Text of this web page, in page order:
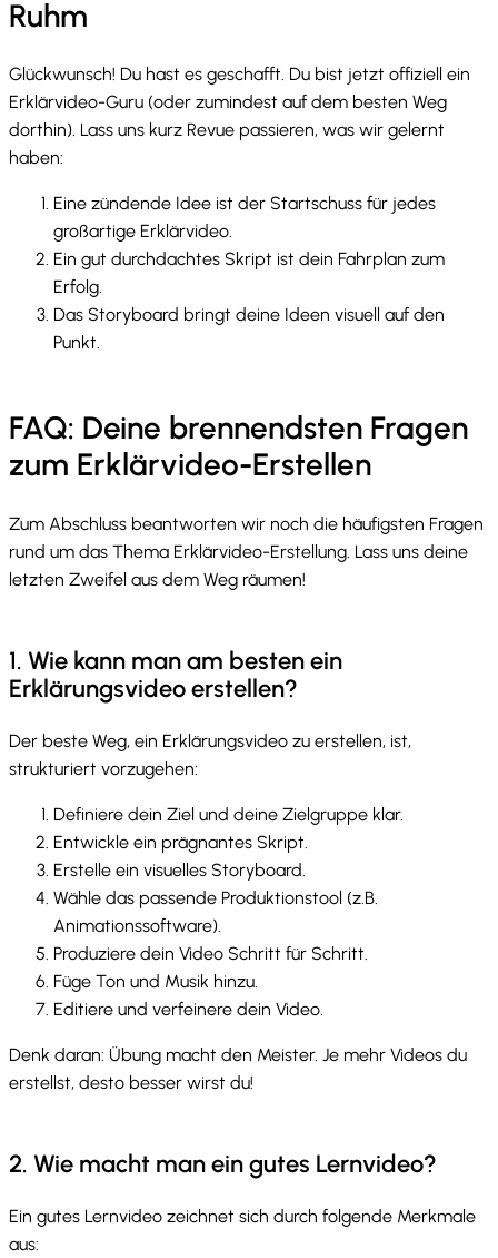
Ruhm
Glückwunsch! Du hast es geschafft. Du bist jetzt offiziell ein
Erklärvideo-Guru (oder zumindest auf dem besten Weg
dorthin). Lass uns kurz Revue passieren, was wir gelernt
haben:
Eine zündende Idee ist der Startschuss für jedes
großartige Erklärvideo.
Ein gut durchdachtes Skript ist dein Fahrplan zum
Erfolg.
Das Storyboard bringt deine Ideen visuell auf den
Punkt.
FAQ: Deine brennendsten Fragen
zum Erklärvideo-Erstellen
Zum Abschluss beantworten wir noch die häufigsten Fragen
rund um das Thema Erklärvideo-Erstellung. Lass uns deine
letzten Zweifel aus dem Weg räumen!
1. Wie kann man am besten ein
Erklärungsvideo erstellen?
Der beste Weg, ein Erklärungsvideo zu erstellen, ist,
strukturiert vorzugehen:
Definiere dein Ziel und deine Zielgruppe klar.
Entwickle ein prägnantes Skript.
Erstelle ein visuelles Storyboard.
Wähle das passende Produktionstool (z.B.
Animationssoftware).
Produziere dein Video Schritt für Schritt.
Füge Ton und Musik hinzu.
Editiere und verfeinere dein Video.
Denk daran: Übung macht den Meister. Je mehr Videos du
erstellst, desto besser wirst du!
2. Wie macht man ein gutes Lernvideo?
Ein gutes Lernvideo zeichnet sich durch folgende Merkmale
aus: